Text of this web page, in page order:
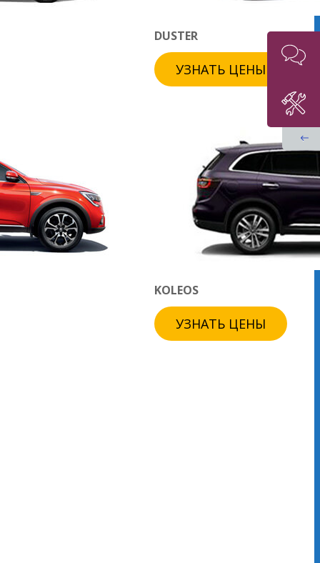
DUSTER
УЗНАТЬ ЦЕНЫ
KOLEOS
УЗНАТЬ ЦЕНЫ